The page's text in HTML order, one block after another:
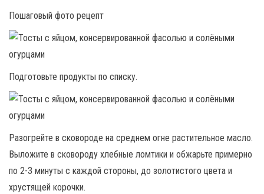
Пошаговый фото рецепт
Подготовьте продукты по списку.
Разогрейте в сковороде на среднем огне растительное масло.
Выложите в сковороду хлебные ломтики и обжарьте примерно
по 2-3 минуты с каждой стороны, до золотистого цвета и
хрустящей корочки.